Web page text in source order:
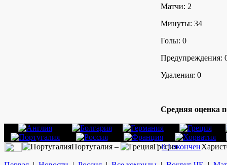
Матчи: 2
Минуты: 34
Голы: 0
Предупреждения:
Удаления: 0
Средняя оценка
Португалия – Греция
0:1окончен